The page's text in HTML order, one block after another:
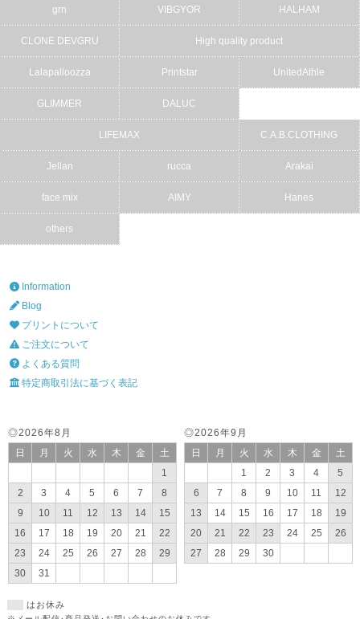
grn VIBGYOR HALHAM
CLONE DEVGRU High quality product
Lalapalloozza Printstar UnitedAthle
GLIMMER DALUC
LIFEMAX C.A.B.CLOTHING
Jellan rucca Arakai
face mix AIMY Hanes
others
Information
Blog
プリントについて
ご注文について
よくある質問
特定商取引法に基づく表記
◎2026年9月
日
月 火 水 木 金
土
1
2 3 4
5
6
7 8 9 10 11
12
13
14 15 16 17 18
19
20
21 22 23 24 25
26
27
28 29 30
◎2026年8月
日
月 火 水 木 金
土
1
2
3 4 5 6 7
8
9
10 11 12 13 14
15
16
17 18 19 20 21
22
23
24 25 26 27 28
29
30
31
はお休み